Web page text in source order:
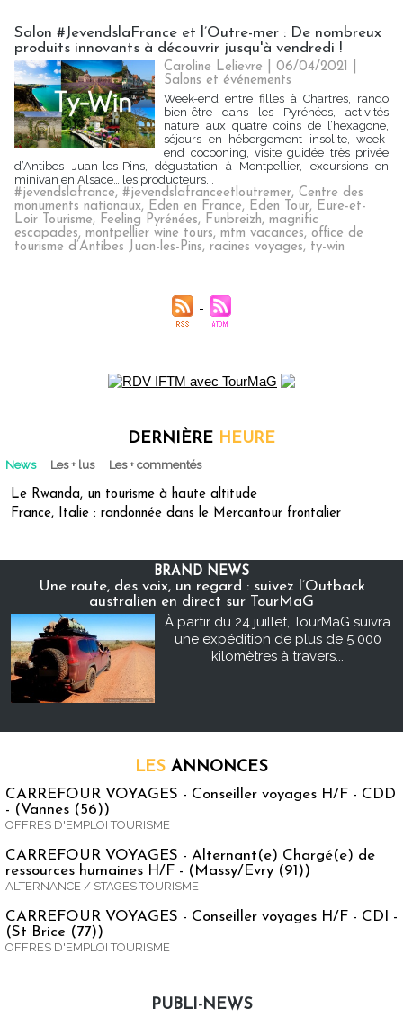
Salon #JevendslaFrance et l’Outre-mer : De nombreux
produits innovants à découvrir jusqu'à vendredi !
Caroline Lelievre | 06/04/2021
Salons et événements
Week-end entre filles à Chartres, rando
bien-être dans les Pyrénées, activités
nature aux quatre coins de l’hexagone,
séjours en hébergement insolite, week-
end cocooning, visite guidée très privée
d’Antibes Juan-les-Pins, dégustation à Montpellier, excursions en
minivan en Alsace… les producteurs...
#jevendslafrance, #jevendslafranceetloutremer, Centre des
monuments nationaux, Eden en France, Eden Tour, Eure-et-
Loir Tourisme, Feeling Pyrénées, Funbreizh, magnific
escapades, montpellier wine tours, mtm vacances, office de
tourisme d’Antibes Juan-les-Pins, racines voyages, ty-win
DERNIÈRE HEURE
News Les + lus Les + commentés
Le Rwanda, un tourisme à haute altitude
France, Italie : randonnée dans le Mercantour frontalier
BRAND NEWS
Une route, des voix, un regard : suivez l’Outback
australien en direct sur TourMaG
À partir du 24 juillet, TourMaG suivra
une expédition de plus de 5 000
kilomètres à travers...
LES ANNONCES
CARREFOUR VOYAGES - Conseiller voyages H/F - CDD
- (Vannes (56))
OFFRES D'EMPLOI TOURISME
CARREFOUR VOYAGES - Alternant(e) Chargé(e) de
ressources humaines H/F - (Massy/Evry (91))
ALTERNANCE / STAGES TOURISME
CARREFOUR VOYAGES - Conseiller voyages H/F - CDI -
(St Brice (77))
OFFRES D'EMPLOI TOURISME
PUBLI-NEWS